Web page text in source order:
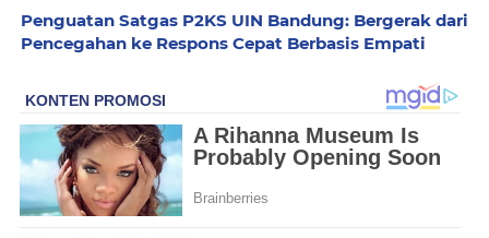
Penguatan Satgas P2KS UIN Bandung: Bergerak dari
Pencegahan ke Respons Cepat Berbasis Empati